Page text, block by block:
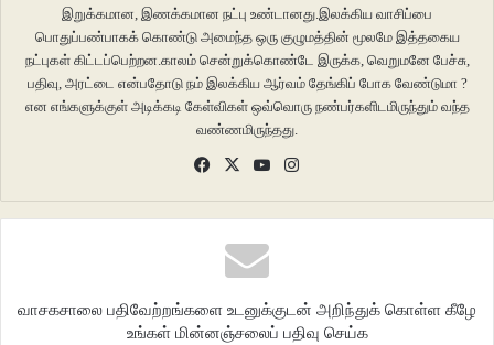
இறுக்கமான, இணக்கமான நட்பு உண்டானது.இலக்கிய வாசிப்பை
பொதுப்பண்பாகக் கொண்டு அமைந்த ஒரு குழுமத்தின் மூலமே இத்தகைய
நட்புகள் கிட்டப்பெற்றன.காலம் சென்றுக்கொண்டே இருக்க, வெறுமனே பேச்சு,
பதிவு, அரட்டை என்பதோடு நம் இலக்கிய ஆர்வம் தேங்கிப் போக வேண்டுமா ?
என எங்களுக்குள் அடிக்கடி கேள்விகள் ஒவ்வொரு நண்பர்களிடமிருந்தும் வந்த
வண்ணமிருந்தது.
Facebook
X YouTube
வாசகசாலை பதிவேற்றங்களை உடனுக்குடன் அறிந்துக் கொள்ள கீழே
உங்கள் மின்னஞ்சலைப் பதிவு செய்க